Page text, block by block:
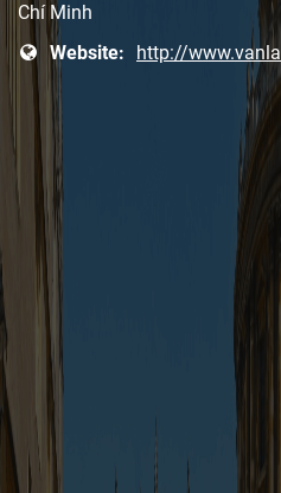
Chí Minh
Website:
http://